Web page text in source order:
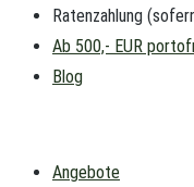
Ratenzahlung
Ab 500,- EUR
Blog
Angebote